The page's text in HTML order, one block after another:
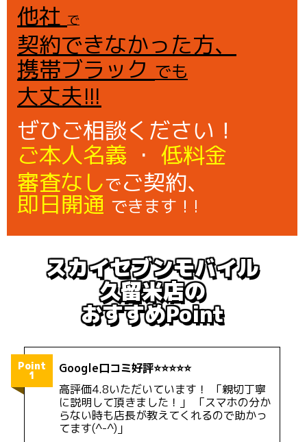
他社 で
契約できなかった方、
携帯ブラック でも
大丈夫!!!
ぜひご相談ください！
ご本人名義 ・ 低料金
審査なしでご契約、
即日開通 できます！!
スカイセブンモバイル
久留米店の
おすすめPoint
Point
1
Google口コミ好評⭐️⭐️⭐️⭐️⭐️
高評価4.8いただいています！ 「親切丁寧
に説明して頂きました！」 「スマホの分か
らない時も店長が教えてくれるので助かっ
てます(^-^)」